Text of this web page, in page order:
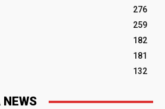
276
259
182
181
132
NEWS